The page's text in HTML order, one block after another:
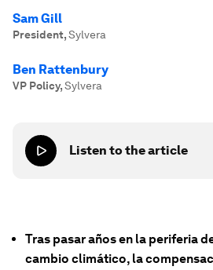
Sam Gill
President,Sylvera
Ben Rattenbury
VP Policy,Sylvera
Listen to the article
Tras pasar años en la periferia
cambio climático, la